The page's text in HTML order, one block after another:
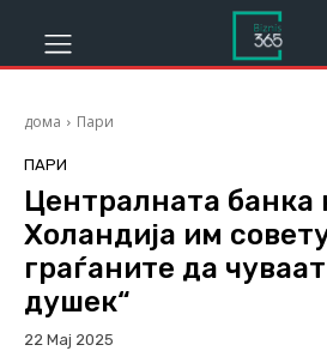
дома Пари
ПАРИ
Централната банка
Холандија им
граѓаните да
душек“
22 Мај 2025